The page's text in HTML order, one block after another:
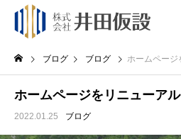
ブログ ブログ ホームページ
ホームページをリニューアル
2022.01.25 ブログ